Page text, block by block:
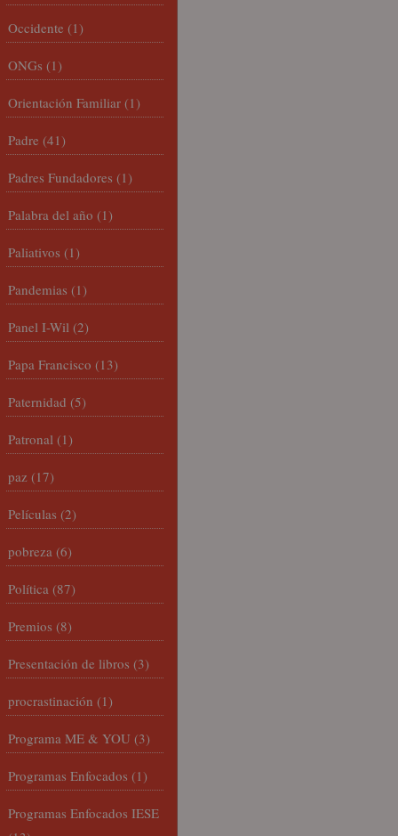
Occidente (1)
ONGs (1)
Orientación Familiar (1)
Padre (41)
Padres Fundadores (1)
Palabra del año (1)
Paliativos (1)
Pandemias (1)
Panel I-Wil (2)
Papa Francisco (13)
Paternidad (5)
Patronal (1)
paz (17)
Películas (2)
pobreza (6)
Política (87)
Premios (8)
Presentación de libros (3)
procrastinación (1)
Programa ME & YOU (3)
Programas Enfocados (1)
Programas Enfocados IESE